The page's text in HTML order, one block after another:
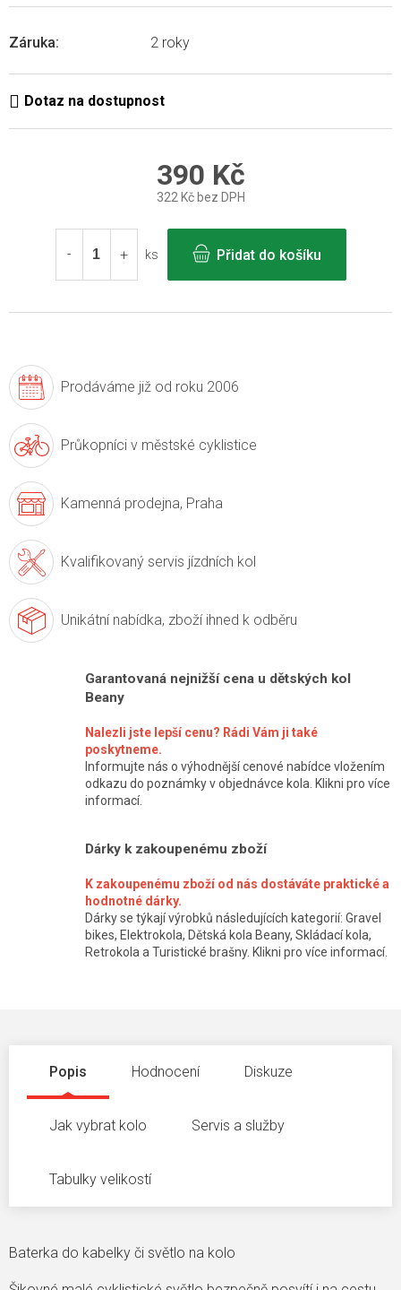
Záruka: 2 roky
390 Kč
322 Kč bez DPH
cena:
ks
Přidat do košíku
Prodáváme již od roku 2006
Průkopníci v městské cyklistice
Kamenná prodejna, Praha
Kvalifikovaný servis jízdních kol
Unikátní nabídka, zboží ihned k odběru
Garantovaná nejnižší cena u dětských kol
Beany
Nalezli jste lepší cenu? Rádi Vám ji také
poskytneme.
Informujte nás o výhodnější cenové nabídce vložením
odkazu do poznámky v objednávce kola. Klikni pro více
informací.
Dárky k zakoupenému zboží
K zakoupenému zboží od nás dostáváte praktické a
hodnotné dárky.
Dárky se týkají výrobků následujících kategorií: Gravel
bikes, Elektrokola, Dětská kola Beany, Skládací kola,
Retrokola a Turistické brašny. Klikni pro více informací.
Popis Hodnocení Diskuze
Jak vybrat kolo Servis a služby
Tabulky velikostí
Baterka do kabelky či světlo na kolo